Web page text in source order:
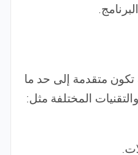
متقدمة إلى حد ما
المختلفة مثل: